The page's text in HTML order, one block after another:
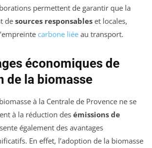
permettent de garantir que la
de sources responsables et locales,
carbone liée au transport.
économiques de
de la biomasse
à la Centrale de Provence ne se
à la réduction des émissions de
également des avantages
En effet, l’adoption de la biomasse